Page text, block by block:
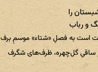
را
و رباب
است به فصلِ «شتاء» موسمِ برف
ساقیِ گل‌چهره، ظرف‌های شگرف